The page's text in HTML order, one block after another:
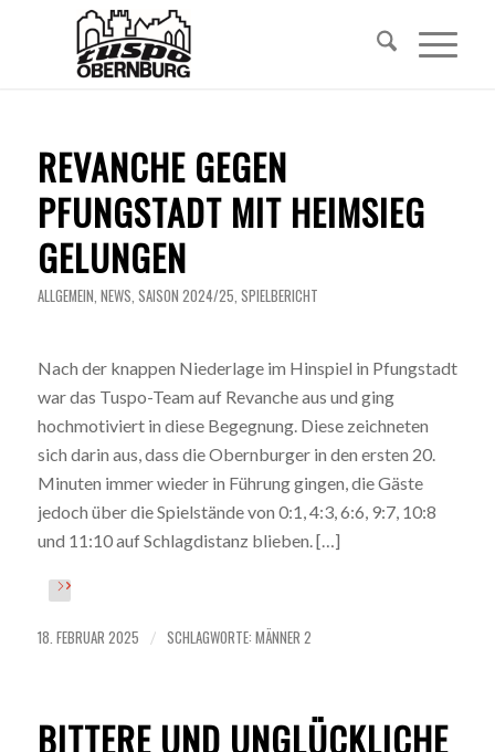
REVANCHE GEGEN
PFUNGSTADT MIT HEIMSIEG
GELUNGEN
ALLGEMEIN, NEWS, SAISON 2024/25, SPIELBERICHT
Nach der knappen Niederlage im Hinspiel in Pfungstadt
war das Tuspo-Team auf Revanche aus und ging
hochmotiviert in diese Begegnung. Diese zeichneten
sich darin aus, dass die Obernburger in den ersten 20.
Minuten immer wieder in Führung gingen, die Gäste
jedoch über die Spielstände von 0:1, 4:3, 6:6, 9:7, 10:8
und 11:10 auf Schlagdistanz blieben. […]
18. FEBRUAR 2025 / SCHLAGWORTE: MÄNNER 2
BITTERE UND UNGLÜCKLICHE